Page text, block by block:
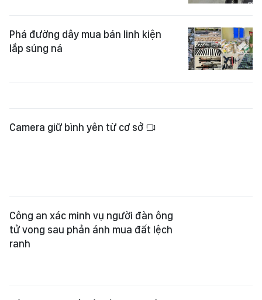
lắp súng ná
Xác minh clip cô gái ném gạch vào